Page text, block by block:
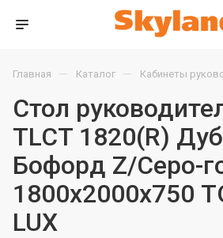
Главная — Каталог — Кабинеты
Стол
TLCT 1820(R) Дуб
Бофорд Z/Серо-
1800х2000х750
LUX